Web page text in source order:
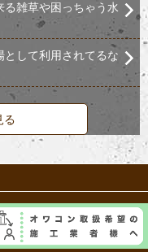
る雑草や困っちゃう水
して利用されてるな
る